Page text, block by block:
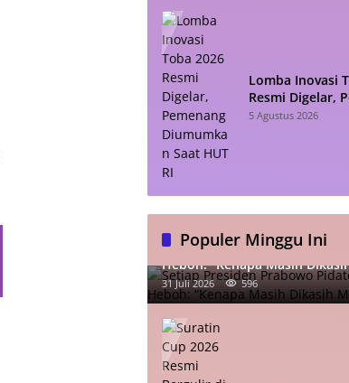
Lomba Inovasi
Resmi Digelar,
Diumumkan
5 Agustus 2026
Populer Minggu Ini
Setiap Presiden Prabowo
Heboh: “Kenapa Masih
31 Juli 2026 596